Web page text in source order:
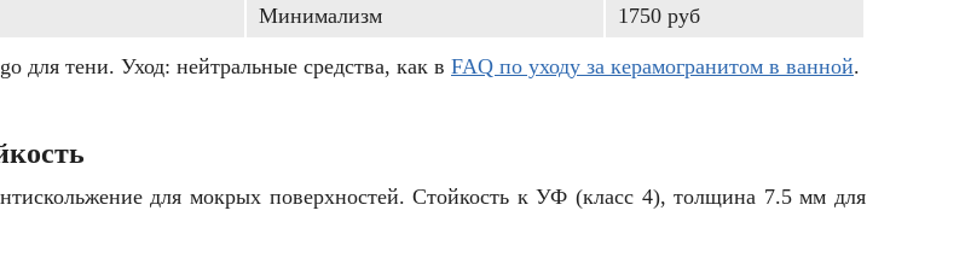
Минимализм 1750 руб
для тени. Уход: нейтральные средства, как в FAQ по уходу за керамогранитом в ванной.
для мокрых поверхностей. Стойкость к УФ (класс 4), толщина 7.5 мм для